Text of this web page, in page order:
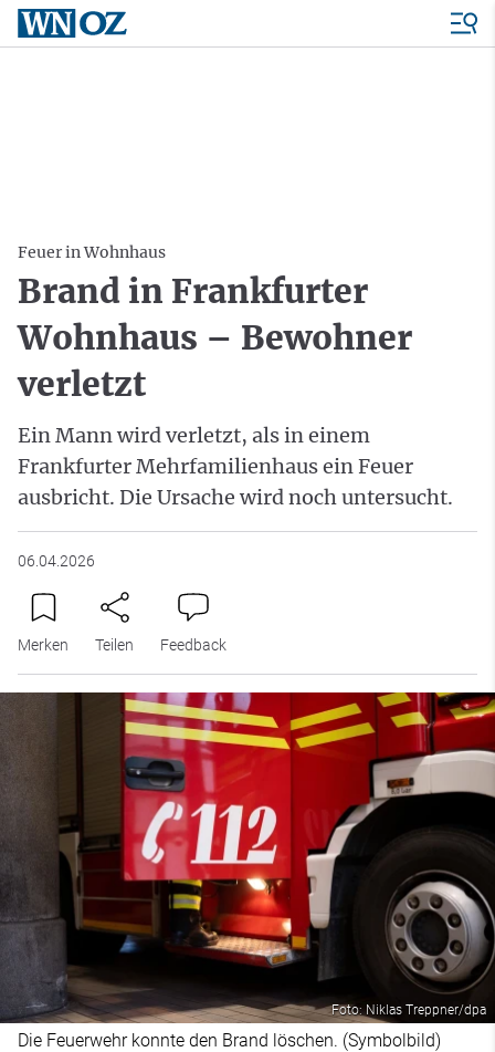
Feuer in Wohnhaus
Brand in Frankfurter
Wohnhaus – Bewohner
verletzt
Ein Mann wird verletzt, als in einem
Frankfurter Mehrfamilienhaus ein Feuer
ausbricht. Die Ursache wird noch untersucht.
06.04.2026
Merken Teilen Feedback
Foto: Niklas Treppner/dpa
Die Feuerwehr konnte den Brand löschen. (Symbolbild)